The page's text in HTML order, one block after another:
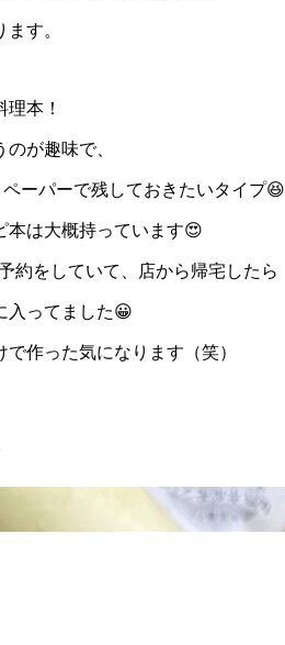
す。
本！
が趣味で、
ーパーで残しておきたいタイプ😆
本は大概持っています😍
約をしていて、店から帰宅したら
入ってました😀
作った気になります（笑）